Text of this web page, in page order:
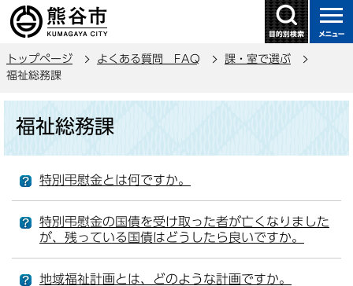
の
ー
トップページ よくある質問 FAQ
課・室で選ぶ
福祉総務課
福祉総務課
特別弔慰金とは何ですか。
特別弔慰金の国債を受け取った者が亡くなりました
が、残っている国債はどうしたら良いですか。
地域福祉計画とは、どのような計画ですか。